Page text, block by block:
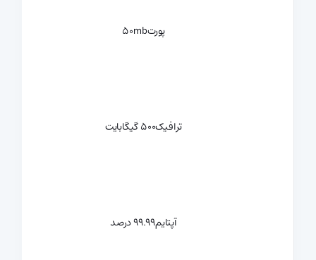
پورت50mb
ترافیک500 گیگابایت
آپتایم99.99 درصد